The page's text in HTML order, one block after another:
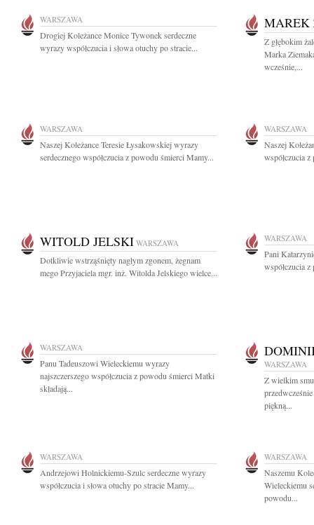
WARSZAWA
Drogiej Koleżance Monice Tywonek serdeczne
wyrazy współczucia i słowa otuchy po stracie...
Z głębokim
Marka
wcześnie,...
WARSZAWA
Naszej Koleżance Teresie Łysakowskiej wyrazy
serdecznego współczucia z powodu śmierci Mamy...
WARSZAWA
Naszej
współczucia
WITOLD JELSKI WARSZAWA
Dotkliwie wstrząśnięty nagłym zgonem, żegnam
mego Przyjaciela mgr. inż. Witolda Jelskiego wielce...
WARSZAWA
Pani
współczucia
WARSZAWA
Panu Tadeuszowi Wieleckiemu wyrazy
najszczerszego współczucia z powodu śmierci Matki
składają...
WARSZAWA
Z wielkim
piękną...
WARSZAWA
Andrzejowi Holnickiemu-Szulc serdeczne wyrazy
współczucia i słowa otuchy po stracie Mamy...
WARSZAWA
Naszemu
Wieleckiemu
powodu...